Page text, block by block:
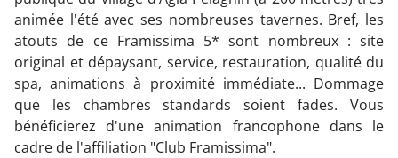
animée l'été avec ses nombreuses tavernes. Bref, les
atouts de ce Framissima 5* sont nombreux : site
original et dépaysant, service, restauration, qualité du
spa, animations à proximité immédiate... Dommage
que les chambres standards soient fades. Vous
bénéficierez d'une animation francophone dans le
cadre de l'affiliation "Club Framissima".